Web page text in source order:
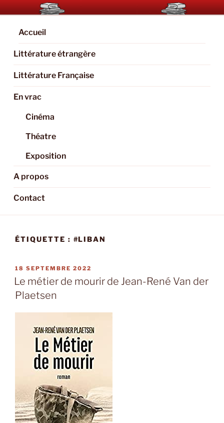
Aller
au
contenu
principal
BOOKAHOLIC.PARIS
Blog Littéraire et Culturel
Accueil
Littérature étrangère
Littérature Française
En vrac
Cinéma
Théatre
Exposition
A propos
Contact
ÉTIQUETTE : #LIBAN
PUBLIÉ
LE
18 SEPTEMBRE 2022
Le métier de mourir de Jean-René Van der
Plaetsen